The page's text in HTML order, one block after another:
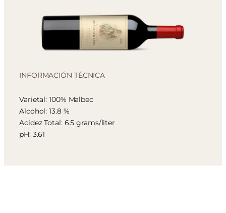
INFORMACIÓN TÉCNICA
Varietal: 100% Malbec
Alcohol: 13.8 %
Acidez Total: 6.5 grams/liter
pH: 3.61